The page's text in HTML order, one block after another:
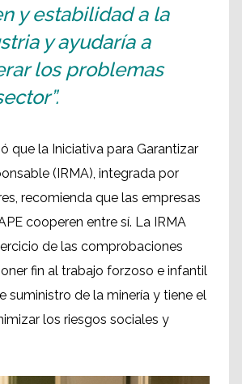
y estabilidad a la
y ayudaría a
los problemas
que la Iniciativa para Garantizar
(IRMA), integrada por
recomienda que las empresas
cooperen entre sí. La IRMA
de las comprobaciones
fin al trabajo forzoso e infantil
suministro de la minería y tiene el
los riesgos sociales y